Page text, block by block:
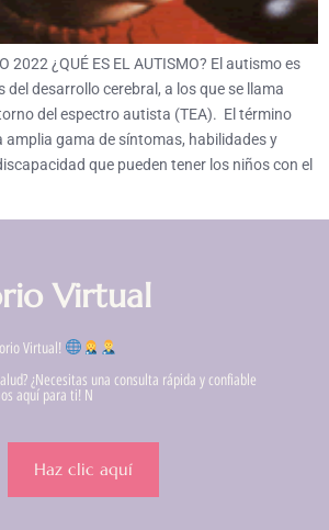
2022 ¿QUÉ ES EL AUTISMO? El autismo es
desarrollo cerebral, a los que se llama
del espectro autista (TEA). El término
amplia gama de síntomas, habilidades y
que pueden tener los niños con el
Virtual
Virtual!
¿Necesitas una consulta rápida y confiable
aquí para ti! N
Haz clic aquí